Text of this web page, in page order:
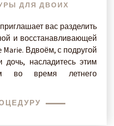
ДЛЯ ДВОИХ
вас разделить
и восстанавливающей
Вдвоём, с подругой
насладитесь этим
во время летнего